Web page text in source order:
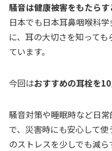
騒音は健康被害をもたら
日本でも日本耳鼻咽喉科学
に、耳の大切さを知って
ています。
今回はおすすめの耳栓を
騒音対策や睡眠時など日
で、災害時にも安心して
のストレスを少しでも減